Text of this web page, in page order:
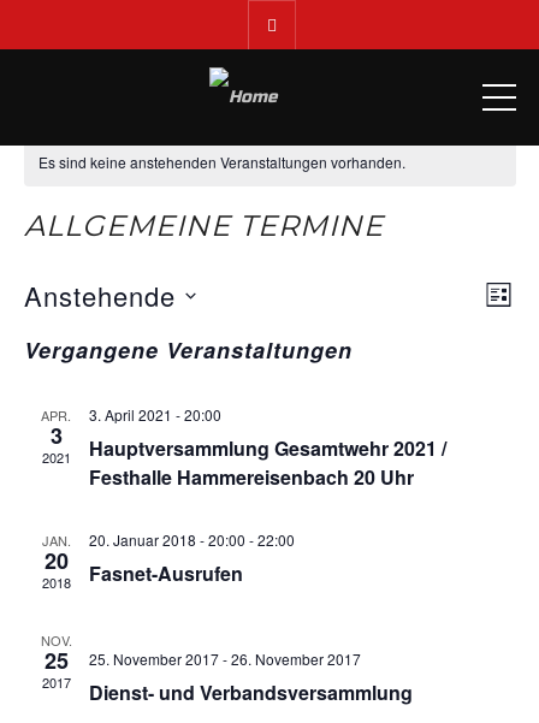
Es sind keine anstehenden Veranstaltungen vorhanden.
ALLGEMEINE TERMINE
LISTE
Anstehende
wählen.
Vergangene Veranstaltungen
APR.
3
2021
3. April 2021 - 20:00
Hauptversammlung Gesamtwehr 2021 /
Festhalle Hammereisenbach 20 Uhr
JAN.
20
2018
20. Januar 2018 - 20:00 -22:00
Fasnet-Ausrufen
NOV.
25
2017
25. November 2017-26. November 2017
Dienst- und Verbandsversammlung